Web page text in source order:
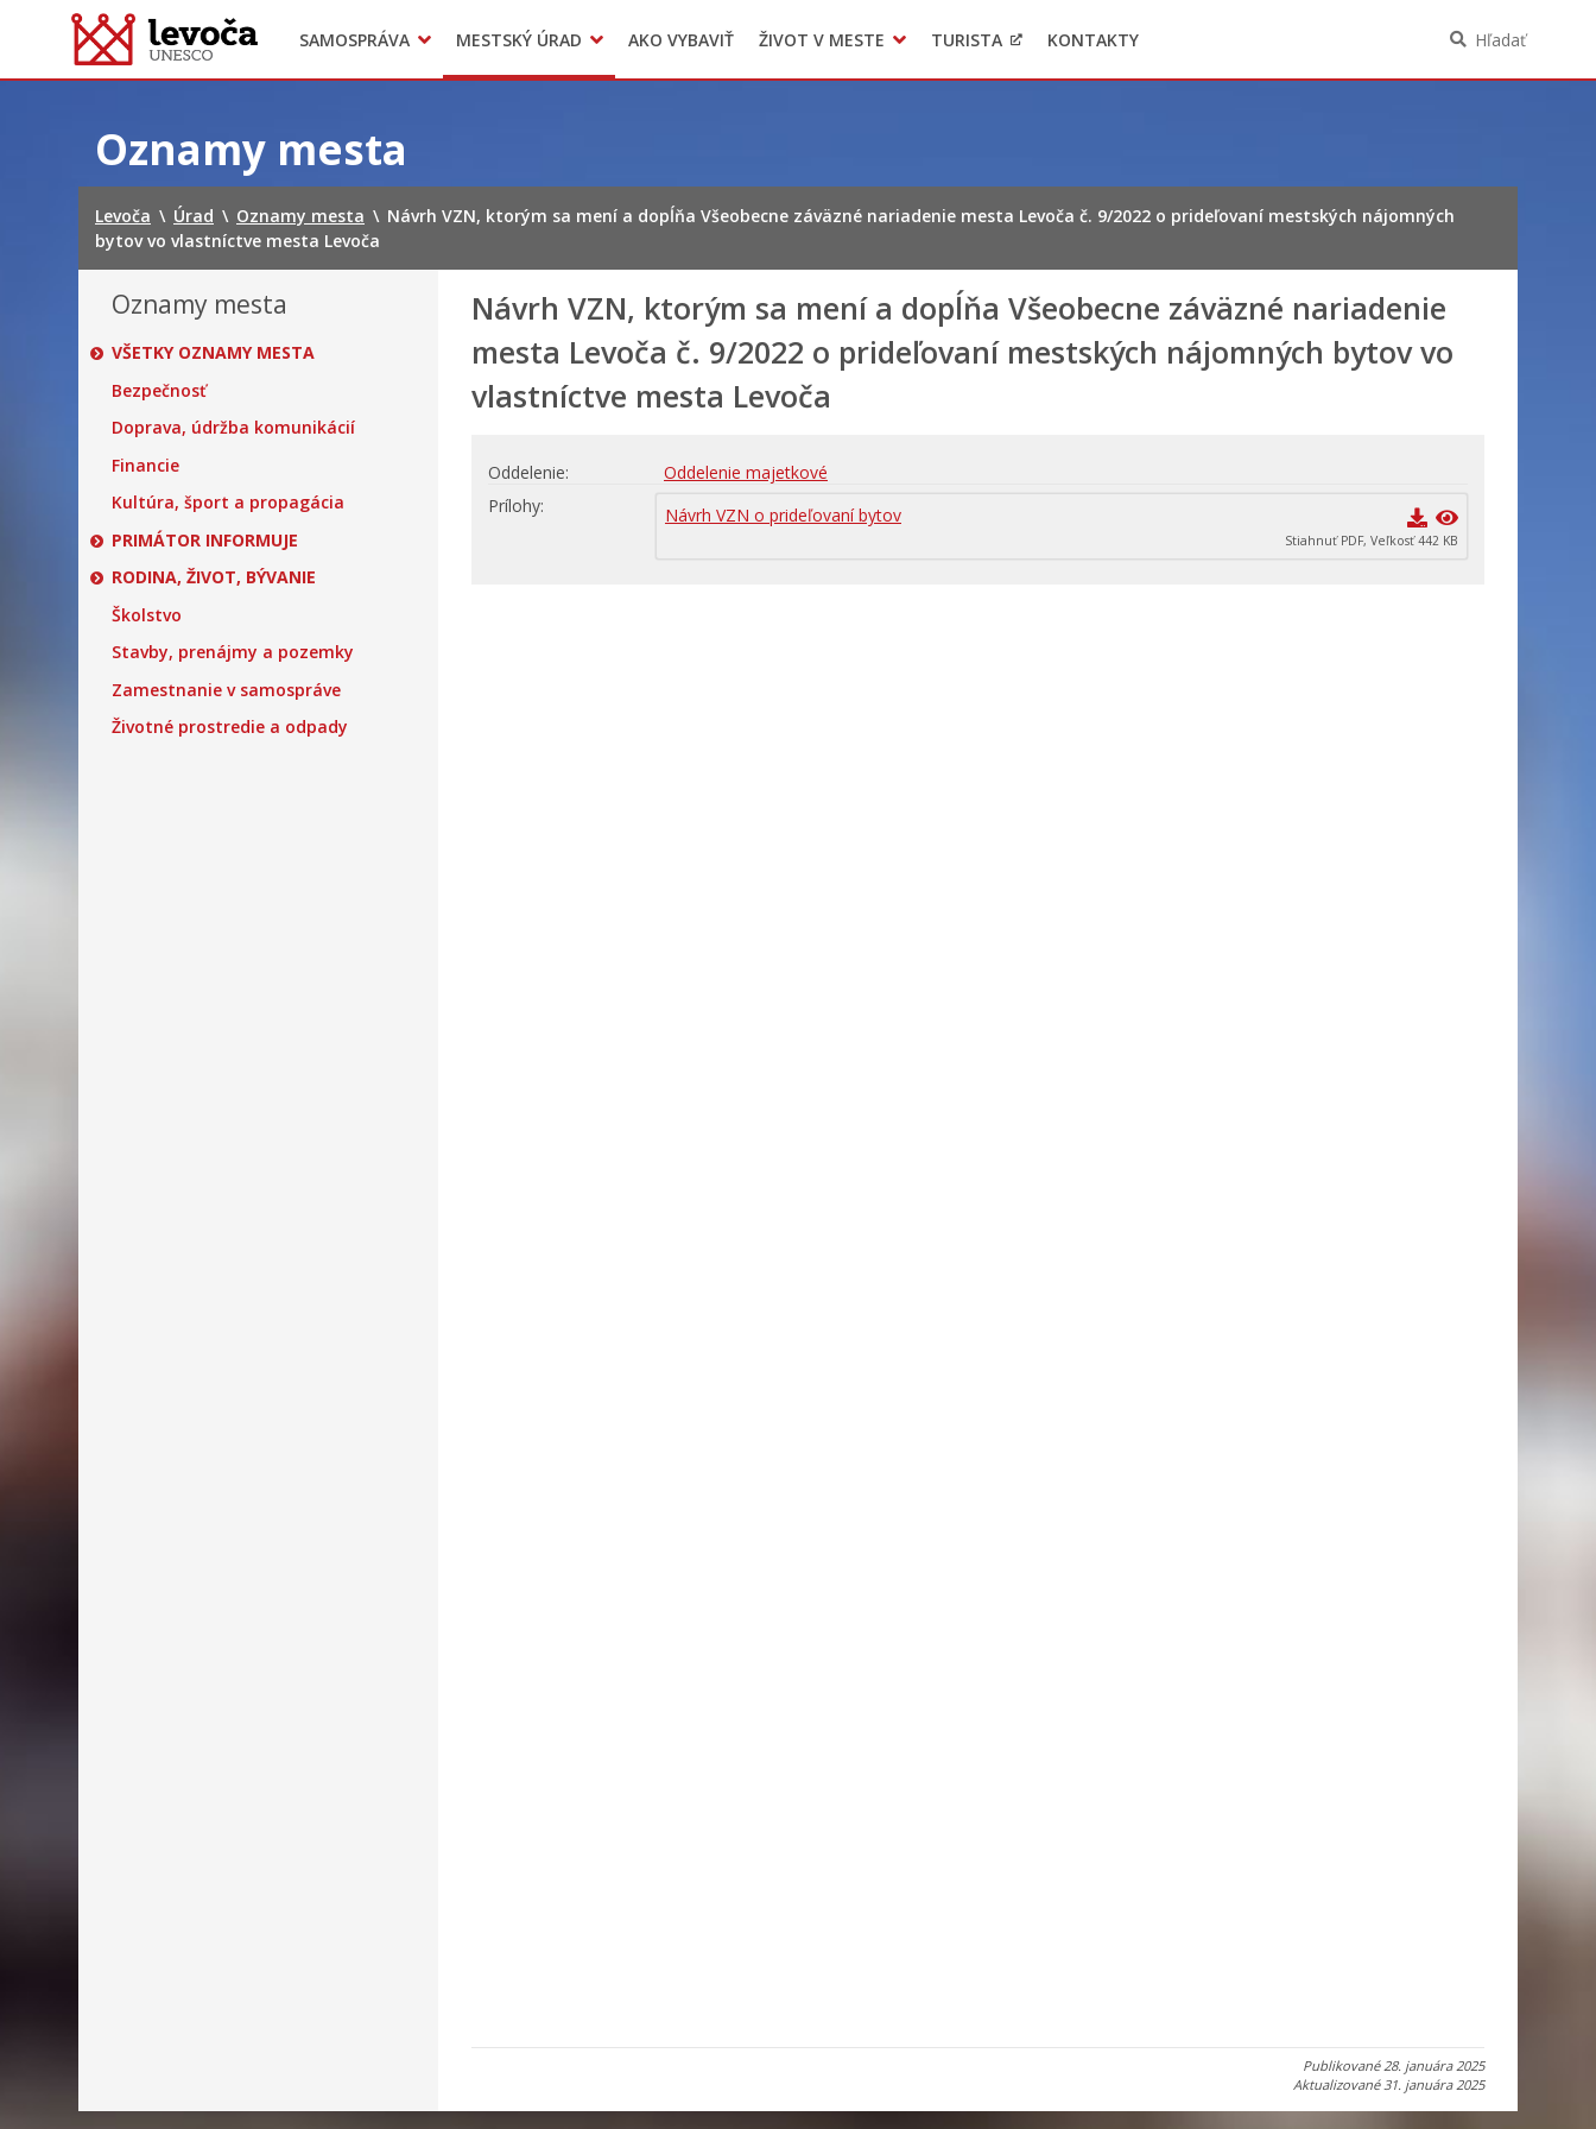
SAMOSPRÁVA
Dokumenty mesta
Transparentné mesto
majetkových pomerov verejného funkcionára
MESTSKÝ ÚRAD
Projekty
Voľba hlavného kontrolóra mesta Levoča
AKO VYBAVIŤ ŽIVOT V MESTE
Doprava
LIMKA
TURISTA KONTAKTY Hľadať
Oznamy mesta
Levoča \ Úrad \ Oznamy mesta \ Návrh VZN, ktorým sa mení a dopĺňa Všeobecne záväzné nariadenie mesta Levoča č. 9/2022 o prideľovaní mestských nájomných
bytov vo vlastníctve mesta Levoča
Oznamy mesta
VŠETKY OZNAMY MESTA
Bezpečnosť
Doprava, údržba komunikácií
Financie
Kultúra, šport a propagácia
PRIMÁTOR INFORMUJE
RODINA, ŽIVOT, BÝVANIE
Školstvo
Stavby, prenájmy a pozemky
Zamestnanie v samospráve
Životné prostredie a odpady
Návrh VZN, ktorým sa mení a dopĺňa Všeobecne záväzné nariadenie
mesta Levoča č. 9/2022 o prideľovaní mestských nájomných bytov vo
vlastníctve mesta Levoča
Oddelenie
Oddelenie majetkové
Prílohy
Návrh VZN o prideľovaní bytov
Stiahnuť PDF, Veľkosť 442 KB
Publikované 28. januára 2025
Aktualizované 31. januára 2025